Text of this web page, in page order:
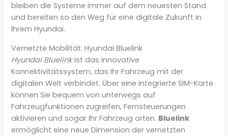
bleiben die Systeme immer auf dem neuesten Stand
und bereiten so den Weg für eine digitale Zukunft in
Ihrem Hyundai.
Vernetzte Mobilität: Hyundai Bluelink
Hyundai Bluelinkist das innovative
Konnektivitätssystem, das Ihr Fahrzeug mit der
digitalen Welt verbindet. Über eine integrierte SIM-Karte
können Sie bequem von unterwegs auf
Fahrzeugfunktionen zugreifen, Fernsteuerungen
aktivieren und sogar Ihr Fahrzeug orten. Bluelink
ermöglicht eine neue Dimension der vernetzten